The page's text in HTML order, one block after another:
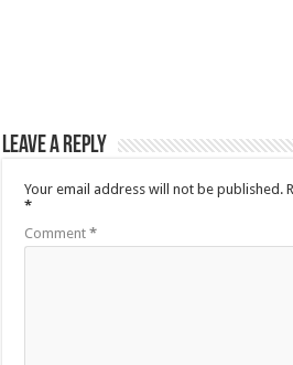
Leave a Reply
Your email address will not be published.
*
Comment*